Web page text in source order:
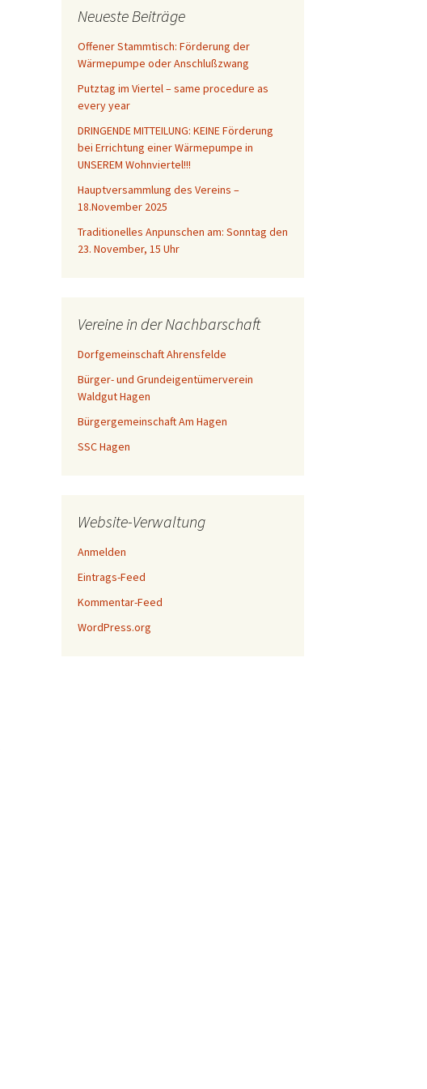
Neueste Beiträge
Offener Stammtisch: Förderung der
Wärmepumpe oder Anschlußzwang
Putztag im Viertel – same procedure as
every year
DRINGENDE MITTEILUNG: KEINE Förderung
bei Errichtung einer Wärmepumpe in
UNSEREM Wohnviertel!!!
Hauptversammlung des Vereins –
18.November 2025
Traditionelles Anpunschen am: Sonntag den
23. November, 15 Uhr
Vereine in der Nachbarschaft
Dorfgemeinschaft Ahrensfelde
Bürger- und Grundeigentümerverein
Waldgut Hagen
Bürgergemeinschaft Am Hagen
SSC Hagen
Website-Verwaltung
Anmelden
Eintrags-Feed
Kommentar-Feed
WordPress.org